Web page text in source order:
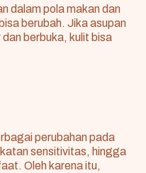
dalam pola makan dan
berubah. Jika asupan
berbuka, kulit bisa
perubahan pada
sensitivitas, hingga
Oleh karena itu,